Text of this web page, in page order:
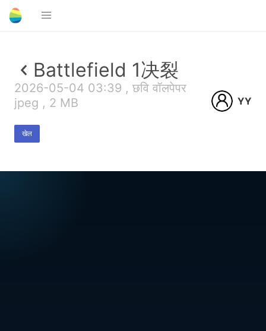
Battlefield 1决裂
2026-05-04 03:39 , छवि वॉलपेपर
jpeg , 2 MB
खेल
YY